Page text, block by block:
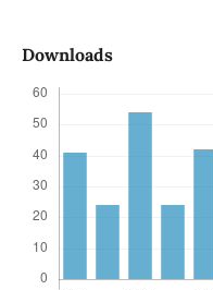
Downloads